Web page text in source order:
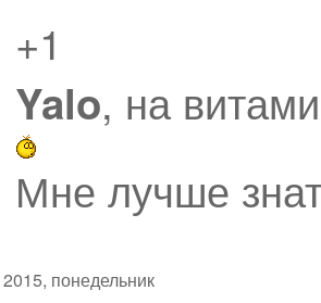
+1
Yalo, на
Мне лучше
понедельник